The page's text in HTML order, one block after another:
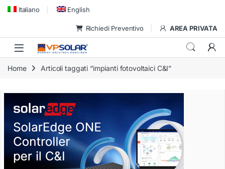
Skip to navigation
Skip to content
Italiano English
Richiedi Preventivo AREA PRIVATA
Home Articoli taggati “impianti fotovoltaici C&I”